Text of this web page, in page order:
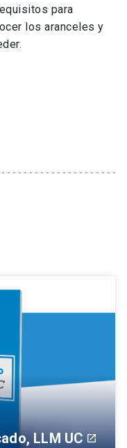
para
los aranceles y
LLM UC launch